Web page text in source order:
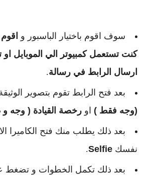
سوف اقوم باختيار الباسبور و
كنت تستعمل كمبيوتر الي الموبايل او
ارسال الرابط في رسالة.
بعد فتح الرابط تقوم بتصوير
(وجه فقط ) او رخصة القيادة ( وجه
بعد ذلك يطلب منك فتح الكاميرا
نفسك Selfie
.
بعد ذلك تكمل الخطوات و تضغط